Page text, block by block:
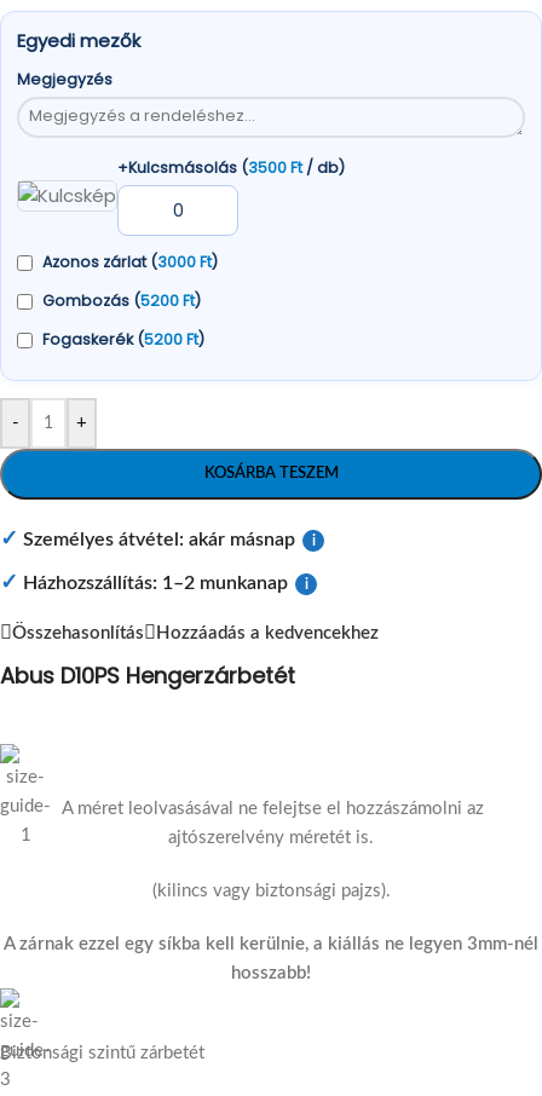
Egyedi mezők
Megjegyzés
+Kulcsmásolás (3500Ft/ db)
Azonos zárlat (3000Ft)
Gombozás (5200Ft)
Fogaskerék (5200Ft)
- +
KOSÁRBA TESZEM
✓ Személyes átvétel: akár másnap i
✓ Házhozszállítás: 1–2 munkanap i
Összehasonlítás Hozzáadás a kedvencekhez
Abus D10PS Hengerzárbetét
A méret leolvasásával ne felejtse el hozzászámolni az
ajtószerelvény méretét is.
(kilincs vagy biztonsági pajzs).
A zárnak ezzel egy síkba kell kerülnie, a kiállás ne legyen 3mm-nél
hosszabb!
Biztonsági szintű zárbetét